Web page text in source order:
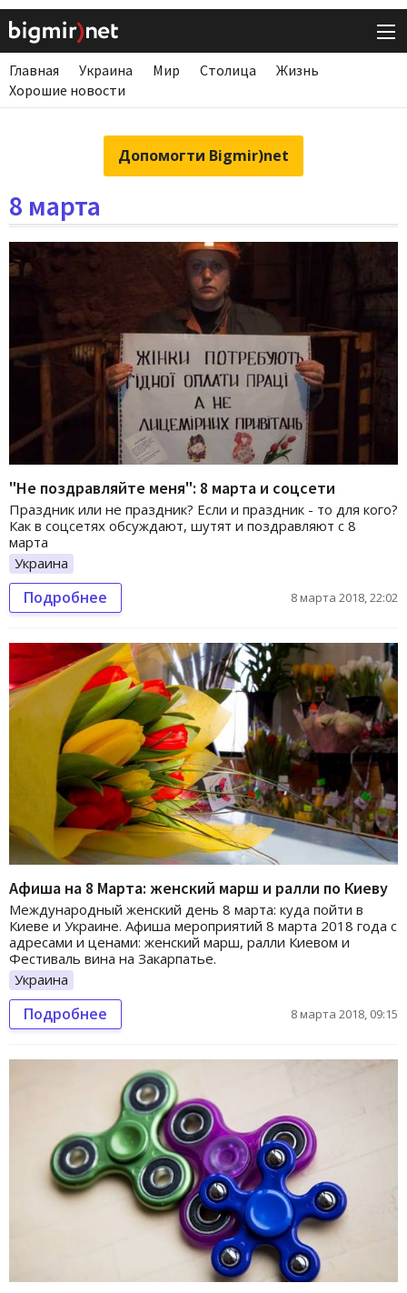
Главная Украина Мир Столица
Жизнь
Хорошие новости
Допомогти Bigmir)net
8 марта
"Не поздравляйте меня": 8 марта и соцсети
Праздник или не праздник? Если и праздник - то для кого?
Как в соцсетях обсуждают, шутят и поздравляют с 8
марта
Украина
Подробнее 8 марта 2018, 22:02
Афиша на 8 Марта: женский марш и ралли по Киеву
Международный женский день 8 марта: куда пойти в
Киеве и Украине. Афиша мероприятий 8 марта 2018 года с
адресами и ценами: женский марш, ралли Киевом и
Фестиваль вина на Закарпатье.
Украина
Подробнее 8 марта 2018, 09:15